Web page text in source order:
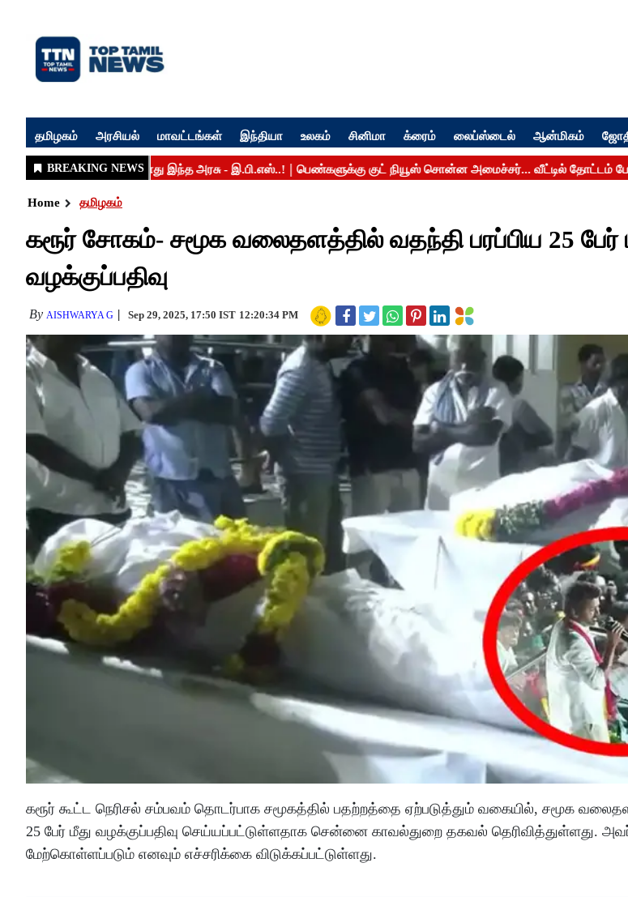
தமிழகம் அரசியல் மாவட்டங்கள் இந்தியா உலகம் சினிமா க்ரைம் லைப்ஸ்டைல் ஆன்மிகம்
Home தமிழகம்
கரூர் சோகம்- சமூக வலைதளத்தில் வதந்தி பரப்பிய 25 பேர்
வழக்குப்பதிவு
By AISHWARYA G Sep 29, 2025, 17:50 IST 12:20:34 PM
கரூர் கூட்ட நெரிசல் சம்பவம் தொடர்பாக சமூகத்தில் பதற்றத்தை ஏற்படுத்தும் வகையில், சமூக
25 பேர் மீது வழக்குப்பதிவு செய்யப்பட்டுள்ளதாக சென்னை காவல்துறை தகவல் தெரிவித்துள்ளது.
மேற்கொள்ளப்படும் எனவும் எச்சரிக்கை விடுக்கப்பட்டுள்ளது.